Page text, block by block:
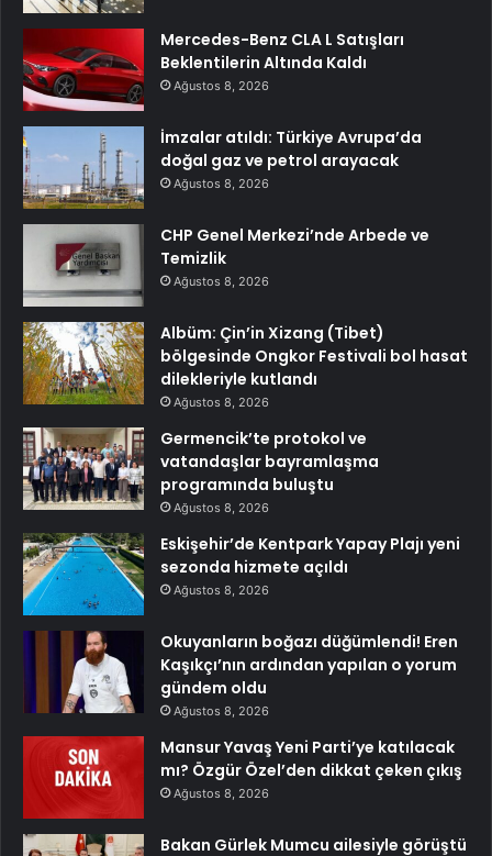
Mercedes-Benz CLA L Satışları
Beklentilerin Altında Kaldı
Ağustos 8, 2026
İmzalar atıldı: Türkiye Avrupa’da
doğal gaz ve petrol arayacak
Ağustos 8, 2026
CHP Genel Merkezi’nde Arbede ve
Temizlik
Ağustos 8, 2026
Albüm: Çin’in Xizang (Tibet)
bölgesinde Ongkor Festivali bol hasat
dilekleriyle kutlandı
Ağustos 8, 2026
Germencik’te protokol ve
vatandaşlar bayramlaşma
programında buluştu
Ağustos 8, 2026
Eskişehir’de Kentpark Yapay Plajı yeni
sezonda hizmete açıldı
Ağustos 8, 2026
Okuyanların boğazı düğümlendi! Eren
Kaşıkçı’nın ardından yapılan o yorum
gündem oldu
Ağustos 8, 2026
Mansur Yavaş Yeni Parti’ye katılacak
mı? Özgür Özel’den dikkat çeken çıkış
Ağustos 8, 2026
Bakan Gürlek Mumcu ailesiyle görüştü